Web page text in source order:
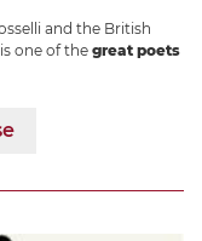
and the British
one of the great poets